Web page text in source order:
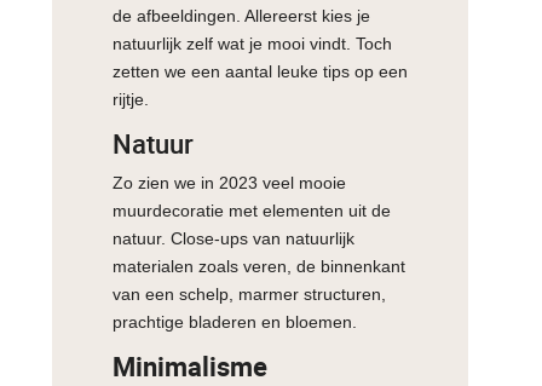
de afbeeldingen. Allereerst kies je
natuurlijk zelf wat je mooi vindt. Toch
zetten we een aantal leuke tips op een
rijtje.
Natuur
Zo zien we in 2023 veel mooie
muurdecoratie met elementen uit de
natuur. Close-ups van natuurlijk
materialen zoals veren, de binnenkant
van een schelp, marmer structuren,
prachtige bladeren en bloemen.
Minimalisme